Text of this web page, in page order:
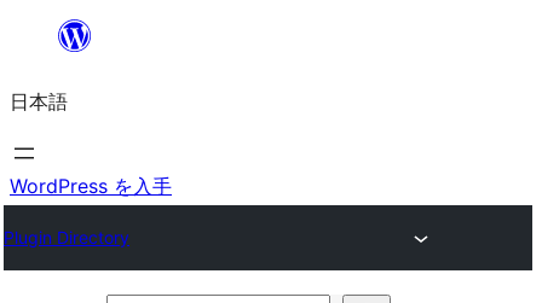
を
ス
キ
プ
日本語
WordPress を入手
Plugin Directory